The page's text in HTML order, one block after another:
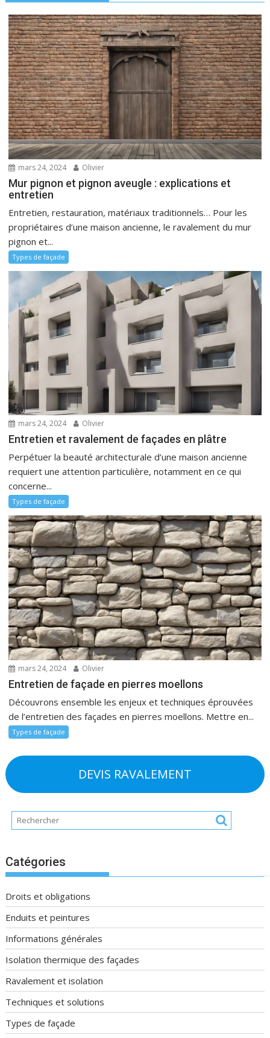
mars 24, 2024 Olivier
Mur pignon et pignon aveugle : explications et
entretien
Entretien, restauration, matériaux traditionnels… Pour les
propriétaires d’une maison ancienne, le ravalement du mur
pignon et...
Types de façade
mars 24, 2024 Olivier
Entretien et ravalement de façades en plâtre
Perpétuer la beauté architecturale d’une maison ancienne
requiert une attention particulière, notamment en ce qui
concerne...
Types de façade
mars 24, 2024 Olivier
Entretien de façade en pierres moellons
Découvrons ensemble les enjeux et techniques éprouvées
de l’entretien des façades en pierres moellons. Mettre en...
Types de façade
DEVIS RAVALEMENT
Catégories
Droits et obligations
Enduits et peintures
Informations générales
Isolation thermique des façades
Ravalement et isolation
Techniques et solutions
Types de façade